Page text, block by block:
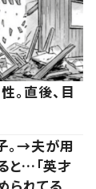
直後、目
。→夫が用
と…「英才